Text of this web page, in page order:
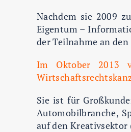
Nachdem sie 2009
Eigentum –
der Teilnahme an
Im Oktober 2013
Sie ist für
Automobilbranche,
auf den